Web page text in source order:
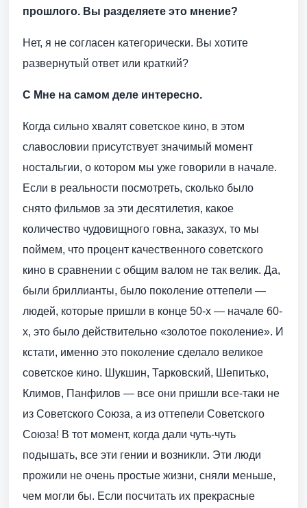
прошлого. Вы разделяете это мнение?
Нет, я не согласен категорически. Вы хотите
развернутый ответ или краткий?
С Мне на самом деле интересно.
Когда сильно хвалят советское кино, в этом
славословии присутствует значимый момент
ностальгии, о котором мы уже говорили в начале.
Если в реальности посмотреть, сколько было
снято фильмов за эти десятилетия, какое
количество чудовищного говна, заказух, то мы
поймем, что процент качественного советского
кино в сравнении с общим валом не так велик. Да,
были бриллианты, было поколение оттепели —
людей, которые пришли в конце 50-х — начале 60-
х, это было действительно «золотое поколение». И
кстати, именно это поколение сделало великое
советское кино. Шукшин, Тарковский, Шепитько,
Климов, Панфилов — все они пришли все-таки не
из Советского Союза, а из оттепели Советского
Союза! В тот момент, когда дали чуть-чуть
подышать, все эти гении и возникли. Эти люди
прожили не очень простые жизни, сняли меньше,
чем могли бы. Если посчитать их прекрасные